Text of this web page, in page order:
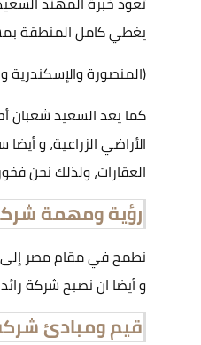
يغطي كامل المنطقة
(المنصورة والإسكندرية
كما يعد السعيد شعبان
الأراضي الزراعية، و
العقارات، ولذلك نحن
رؤية ومهمة
نطمح في مقام مصر إلى
و أيضا ان نصبح شركة
قيم ومبادئ